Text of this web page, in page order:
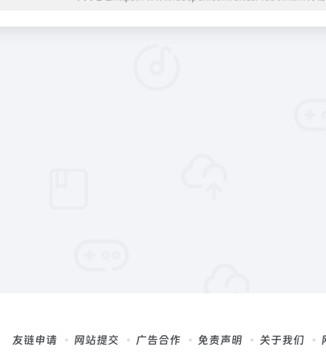
友链申请 网站提交 广告合作 免责声明 关于我们